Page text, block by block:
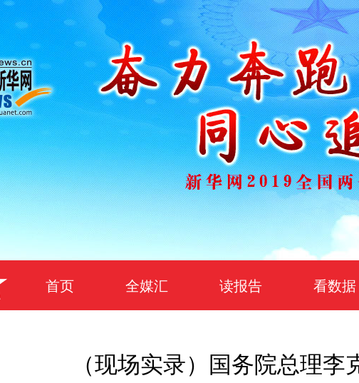
首页 全媒汇 读报告 看数据
（现场实录）国务院总理